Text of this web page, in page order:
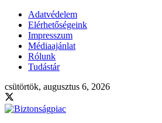
Adatvédelem
Elérhetőségeink
Impresszum
Médiaajánlat
Rólunk
Tudástár
csütörtök, augusztus 6, 2026